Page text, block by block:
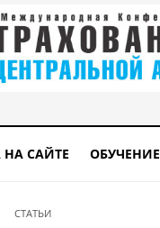
САЙТЕ ОБУЧЕНИЕ
СТАТЬИ